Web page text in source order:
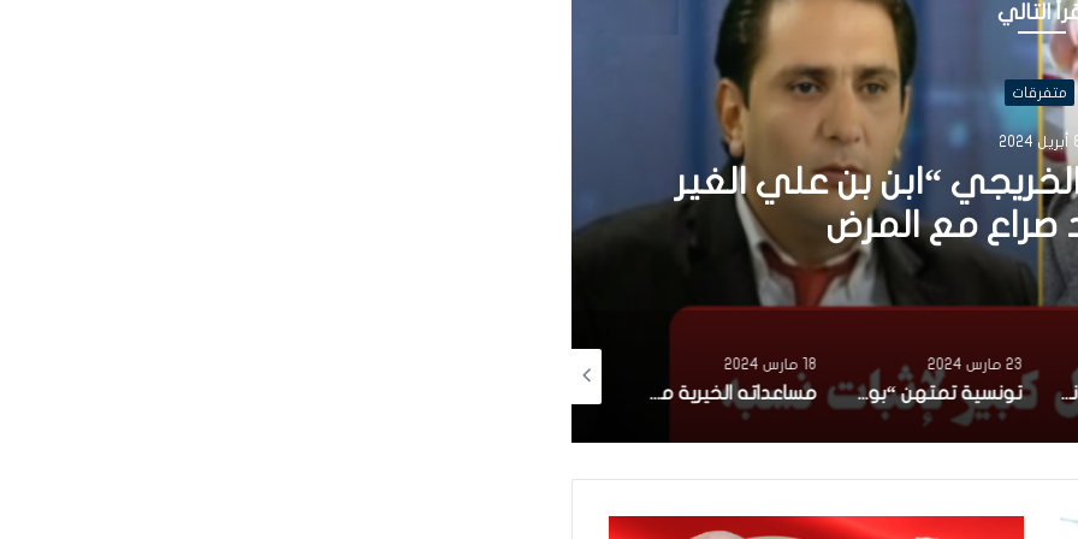
التالي
متفرقات
2024
“ابن بن علي الغير
مع المرض
امرأة فرنسية سكرانة في شهر رمضان تتهجّم على عون أمن تونسي.. وبشير الغربي يلقنها درسا(فيديو)
23 مارس 2024
تونسية تمتهن “بوطبيلة” في رمضان : ورثت الخدمة على بابا.. نخدم بذراعي ونصرف على ميمتي (فيديو)
18 مارس 2024
مساعداته الخيرية متواصلة منذ سنوات و في عدة قطاعات..سعد بقير يتكفل بـ”عمرة” عدد من أبناء تطاوين